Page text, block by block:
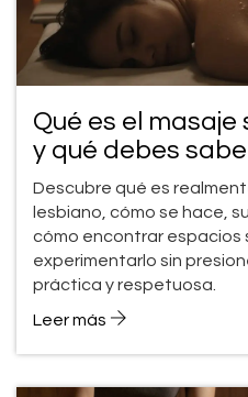
Qué es el
y qué debes
probarlo
Descubre qué es
lesbiano, cómo se hace,
cómo encontrar espacios
experimentarlo sin
práctica y respetuosa.
Leer más